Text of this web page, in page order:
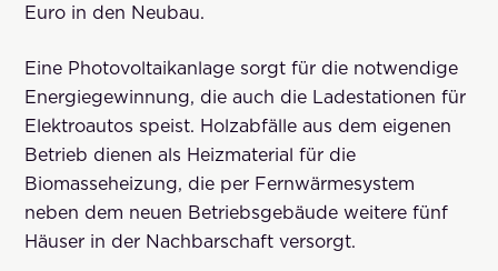
Euro in den Neubau.
Eine Photovoltaikanlage sorgt für die notwendige
Energiegewinnung, die auch die Ladestationen für
Elektroautos speist. Holzabfälle aus dem eigenen
Betrieb dienen als Heizmaterial für die
Biomasseheizung, die per Fernwärmesystem
neben dem neuen Betriebsgebäude weitere fünf
Häuser in der Nachbarschaft versorgt.